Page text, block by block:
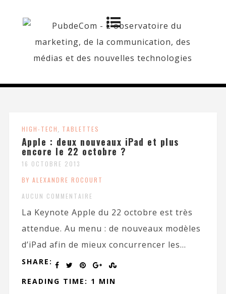
HIGH-TECH, TABLETTES
Apple : deux nouveaux iPad et plus
encore le 22 octobre ?
16 OCTOBRE 2013
BY ALEXANDRE ROCOURT
AUCUN COMMENTAIRE
La Keynote Apple du 22 octobre est très
attendue. Au menu : de nouveaux modèles
d’iPad afin de mieux concurrencer les...
SHARE:
READING TIME: 1 MIN